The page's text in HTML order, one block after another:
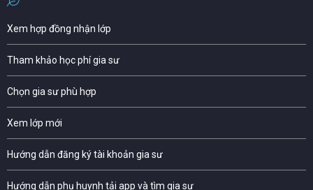
Xem hợp đồng nhận lớp
Tham khảo học phí gia sư
Chọn gia sư phù hợp
Xem lớp mới
Hướng dẫn đăng ký tài khoản gia sư
Hướng dẫn phụ huynh tải app và tìm gia sư